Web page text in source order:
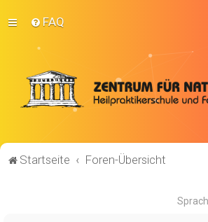
FAQ
Startseite Foren-Übersicht